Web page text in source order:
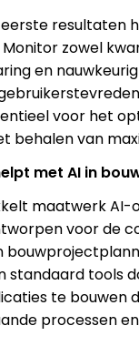
resultaten
Monitor zowel
en
voor het
behalen van
met AI in
maatwerk AI-
voor de
standaard tools
te bouwen
processen